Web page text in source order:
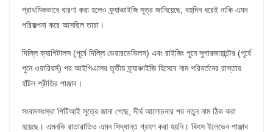
প্রাথমিকভাবে ধারণা করা হলেও ফ্র্যাঞ্চাইজি সূত্র জানিয়েছে, বহুদিন ধরেই নাকি এমন
পরিকল্পনা করে আসছিল তারা।
দিল্লি ক্যাপিটালস (পূর্বে দিল্লি ডেয়ারডেভিলস) এবং রাইজিং পুনে সুপারজায়ান্টের (পূর্বে
পুনে ওয়ারিয়র্স) পর আইপিএলের তৃতীয় ফ্র্যাঞ্চাইজি হিসেবে নাম পরিবর্তনের রাস্তায়
হাঁটল প্রীতির পাঞ্জাব।
সংবাদসংস্থা পিটিআই সূত্রে জানা গেছে, দীর্ঘ আলোচনার পর নতুন নাম ঠিক করা
হয়েছে। এমনকি রাতারাতিও এমন সিদ্ধান্ত গ্রহণ করা হয়নি। কিংস ইলেভেন পাঞ্জাব